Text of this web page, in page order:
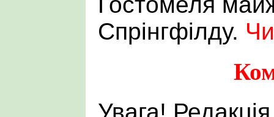
Спрінгфілду.
Увага!